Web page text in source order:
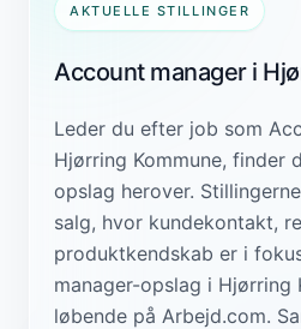
AKTUELLE STILLINGER
Account manager i
Leder du efter job som
Hjørring Kommune, finder
opslag herover.
salg, hvor kundekontakt,
produktkendskab er i
manager-opslag i Hjørring
løbende på Arbejd.com.